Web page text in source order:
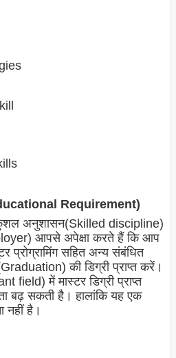
Requirement)
अनुशासन(Skilled discipline)
आपसे अपेक्षा करते हैं कि आप
प्रोग्रामिंग सहित अन्य संबंधित
की डिग्री प्राप्त करें।
field) में मास्टर डिग्री प्राप्त
बढ़ सकती है। हालांकि यह एक
नहीं है।